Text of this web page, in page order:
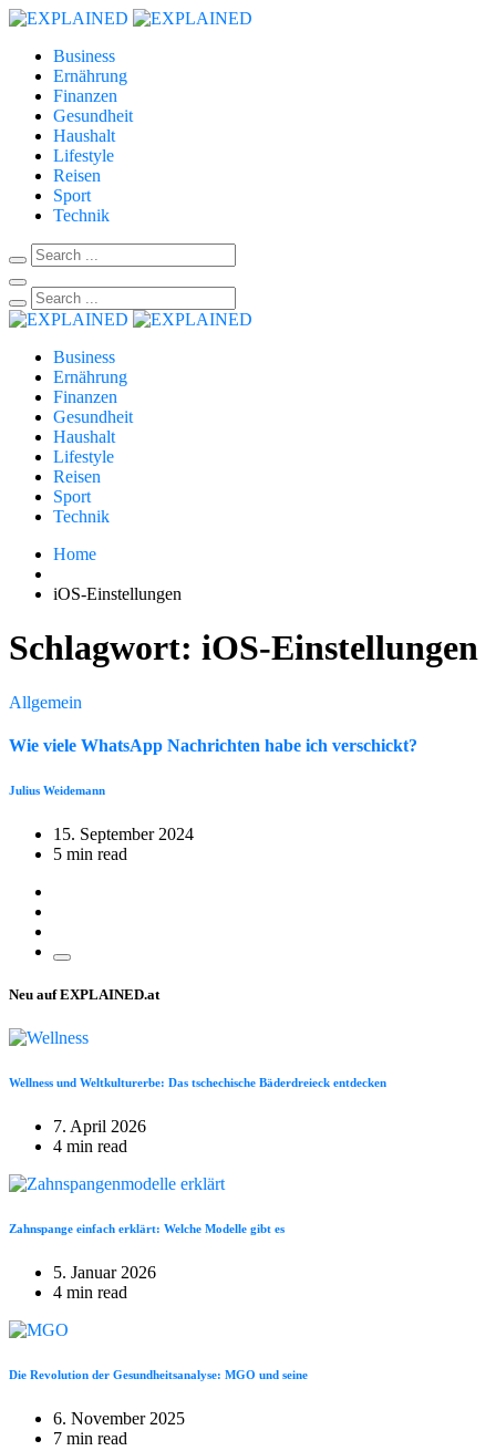
Business
Ernährung
Finanzen
Gesundheit
Haushalt
Lifestyle
Reisen
Sport
Technik
Business
Ernährung
Finanzen
Gesundheit
Haushalt
Lifestyle
Reisen
Sport
Technik
Home
iOS-Einstellungen
Schlagwort: iOS-Einstellungen
Allgemein
Wie viele WhatsApp Nachrichten habe ich verschickt?
Julius Weidemann
15. September 2024
5 min read
Neu auf EXPLAINED.at
Wellness und Weltkulturerbe: Das tschechische Bäderdreieck entdecken
7. April 2026
4 min read
Zahnspange einfach erklärt: Welche Modelle gibt es
5. Januar 2026
4 min read
Die Revolution der Gesundheitsanalyse: MGO und seine
6. November 2025
7 min read